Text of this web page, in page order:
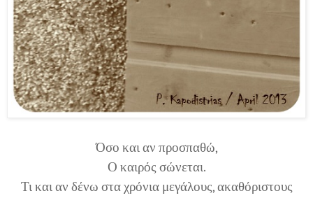
Όσο και αν προσπαθώ,
Ο καιρός σώνεται.
Τι και αν δένω στα χρόνια μεγάλους, ακαθόριστους